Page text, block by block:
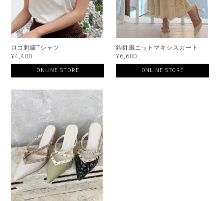
ロゴ刺繍Tシャツ
¥4,400
ONLINE STORE
鈎針風ニットマキシスカート
¥6,600
ONLINE STORE